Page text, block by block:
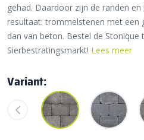
gehad. Daardoor zijn de randen
resultaat: trommelstenen met een
dan van beton. Bestel de Stonique
Sierbestratingsmarkt! Lees meer
Variant: